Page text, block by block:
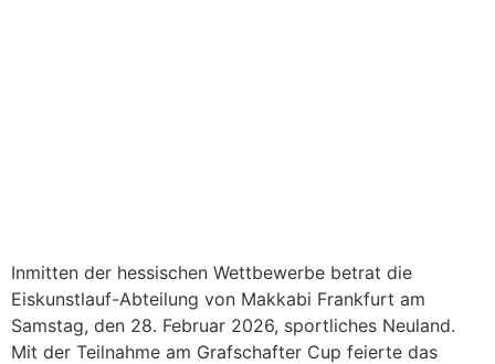
Inmitten der hessischen Wettbewerbe betrat die
Eiskunstlauf-Abteilung von Makkabi Frankfurt am
Samstag, den 28. Februar 2026, sportliches Neuland.
Mit der Teilnahme am Grafschafter Cup feierte das